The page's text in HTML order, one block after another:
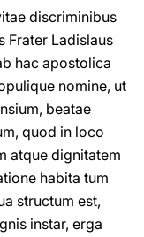
discriminibus
Frater Ladislaus
hac apostolica
nomine, ut
beatae
quod in loco
atque dignitatem
habita tum
structum est,
instar, erga